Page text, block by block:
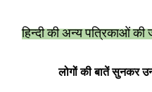
हिन्‍दी की अन्य पत्रिकाओं की
लोगों की बातें सुनकर